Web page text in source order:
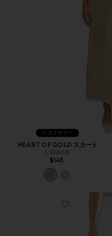
ベストセラー
HEART OF GOLD スカート
LSPACE
$145
Favorite